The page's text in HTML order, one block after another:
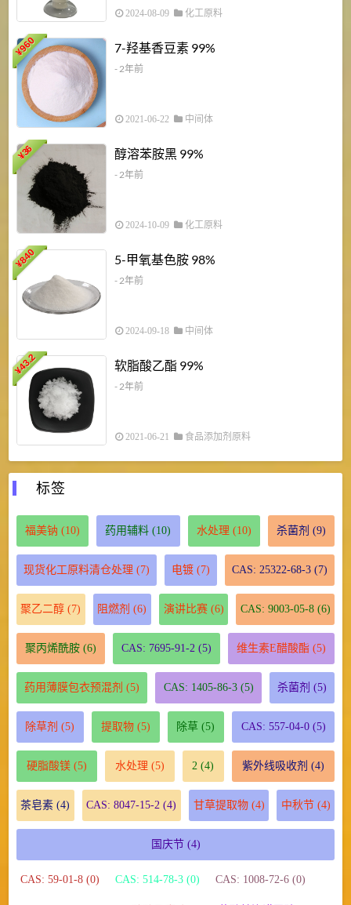
2024-08-09 化工原料
¥
960 7-羟基香豆素 99%
- 2年前
2021-06-22 中间体
¥
36 醇溶苯胺黑 99%
- 2年前
2024-10-09 化工原料
¥
840 5-甲氧基色胺 98%
- 2年前
2024-09-18 中间体
¥
43.2 软脂酸乙酯 99%
- 2年前
2021-06-21 食品添加剂原料
标签
福美钠 (10) 药用辅料 (10) 水处理 (10) 杀菌剂 (9)
现货化工原料清仓处理 (7) 电镀 (7) CAS: 25322-68-3 (7)
聚乙二醇 (7) 阻燃剂 (6) 演讲比赛(6) CAS: 9003-05-8(6)
聚丙烯酰胺(6) CAS: 7695-91-2 (5) 维生素E醋酸酯 (5)
药用薄膜包衣预混剂 (5) CAS: 1405-86-3(5) 杀菌剂 (5)
除草剂 (5) 提取物(5) 除草 (5) CAS: 557-04-0(5)
硬脂酸镁(5) 水处理 (5) 2 (4) 紫外线吸收剂 (4)
茶皂素 (4) CAS: 8047-15-2 (4) 甘草提取物(4) 中秋节(4)
国庆节(4)
CAS: 59-01-8 (0) CAS: 514-78-3 (0) CAS: 1008-72-6 (0)